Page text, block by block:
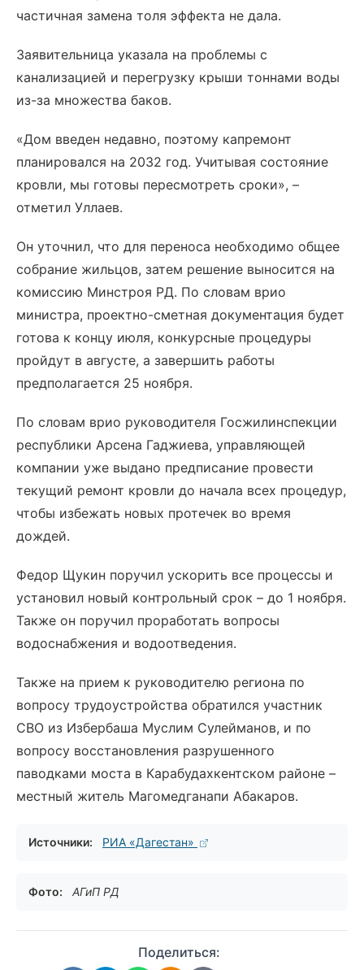
частичная замена толя эффекта не дала.
Заявительница указала на проблемы с
канализацией и перегрузку крыши тоннами воды
из-за множества баков.
«Дом введен недавно, поэтому капремонт
планировался на 2032 год. Учитывая состояние
кровли, мы готовы пересмотреть сроки», –
отметил Уллаев.
Он уточнил, что для переноса необходимо общее
собрание жильцов, затем решение выносится на
комиссию Минстроя РД. По словам врио
министра, проектно-сметная документация будет
готова к концу июля, конкурсные процедуры
пройдут в августе, а завершить работы
предполагается 25 ноября.
По словам врио руководителя Госжилинспекции
республики Арсена Гаджиева, управляющей
компании уже выдано предписание провести
текущий ремонт кровли до начала всех процедур,
чтобы избежать новых протечек во время
дождей.
Федор Щукин поручил ускорить все процессы и
установил новый контрольный срок – до 1 ноября.
Также он поручил проработать вопросы
водоснабжения и водоотведения.
Также на прием к руководителю региона по
вопросу трудоустройства обратился участник
СВО из Избербаша Муслим Сулейманов, и по
вопросу восстановления разрушенного
паводками моста в Карабудахкентском районе –
местный житель Магомедганапи Абакаров.
Источники: РИА «Дагестан»
Фото: АГиП РД
Поделиться: